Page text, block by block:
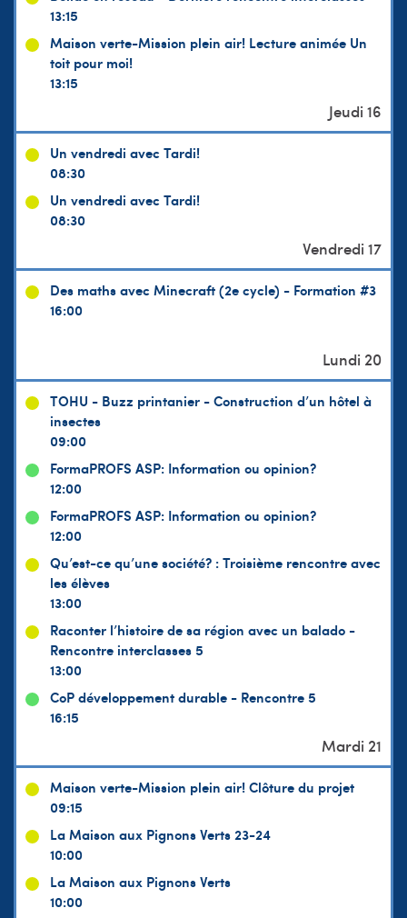
13:15
Maison verte-Mission plein air! Lecture animée Un
toit pour moi!
13:15
Un vendredi avec Tardi!
08:30
Un vendredi avec Tardi!
08:30
Des maths avec Minecraft (2e cycle) - Formation #3
16:00
TOHU - Buzz printanier - Construction d’un hôtel à
insectes
09:00
FormaPROFS ASP: Information ou opinion?
12:00
FormaPROFS ASP: Information ou opinion?
12:00
Qu’est-ce qu’une société? : Troisième rencontre avec
les élèves
13:00
Raconter l’histoire de sa région avec un balado -
Rencontre interclasses 5
13:00
CoP développement durable - Rencontre 5
16:15
Maison verte-Mission plein air! Clôture du projet
09:15
La Maison aux Pignons Verts 23-24
10:00
La Maison aux Pignons Verts
10:00